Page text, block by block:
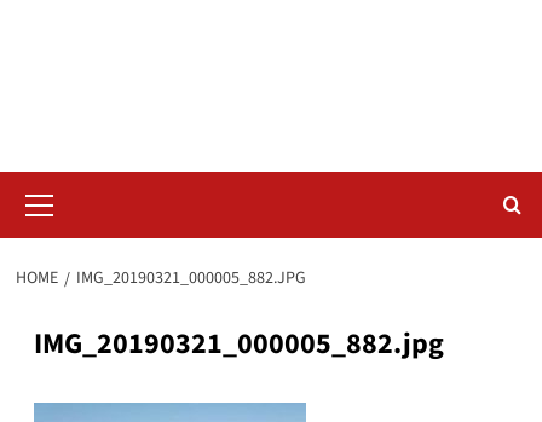
Menu
HOME IMG_20190321_000005_882.JPG
IMG_20190321_000005_882.jpg